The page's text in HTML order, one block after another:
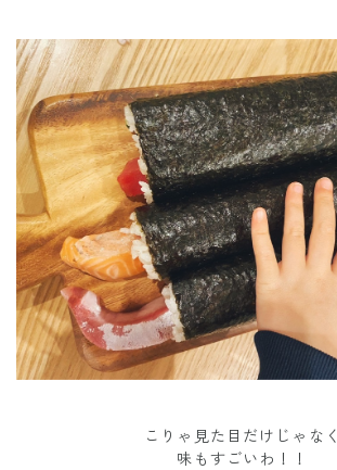
こりゃ見た目だけじゃなく
味もすごいわ！！